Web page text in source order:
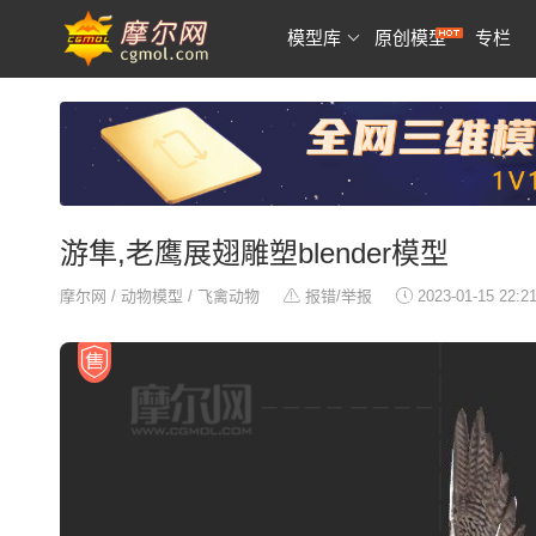
模型库 原创模型 专栏
游隼,老鹰展翅雕塑blender模型
摩尔网 / 动物模型 / 飞禽动物 报错/举报 2023-01-15 22:21